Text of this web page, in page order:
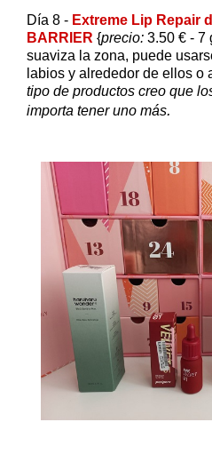
Día 8 - Extreme Lip Repair
BARRIER {precio: 3.50 € - 7
suaviza la zona, puede
labios y alrededor de ellos o
tipo de productos creo que
importa tener uno más.